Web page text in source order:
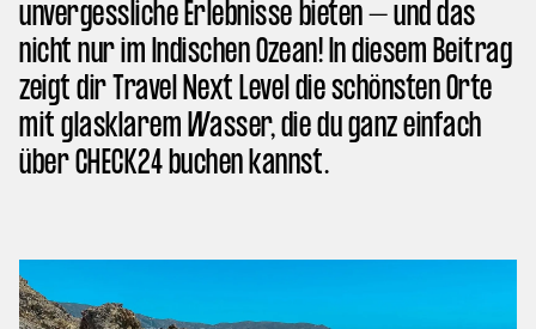
unvergessliche Erlebnisse bieten – und das
nicht nur im Indischen Ozean! In diesem Beitrag
zeigt dir Travel Next Level die schönsten Orte
mit glasklarem Wasser, die du ganz einfach
über CHECK24 buchen kannst.